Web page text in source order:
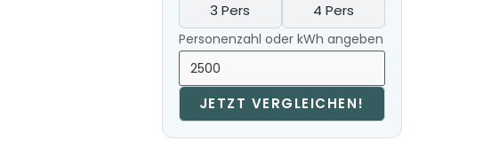
3 Pers
4 Pers
Personenzahl oder kWh angeben
JETZT VERGLEICHEN!